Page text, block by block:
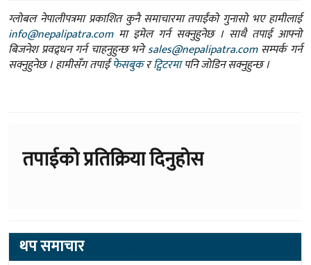
ग्लोबल नेपालीपत्रमा प्रकाशित कुनै समाचारमा तपाईंको गुनासो भए हामीलाई
info@nepalipatra.comमा इमेल गर्न सक्नुहुनेछ । साथै तपाई आफ्नो
बिजनेश प्रवद्र्धन गर्न चाहनुहुन्छ भनेsales@nepalipatra.comसम्पर्क गर्न
सक्नुहुनेछ । हामीसँग तपाईंफेसबुकरट्विटरमापनि जोडिन सक्नुहुन्छ ।
तपाईको प्रतिक्रिया दिनुहोस
थप समाचार